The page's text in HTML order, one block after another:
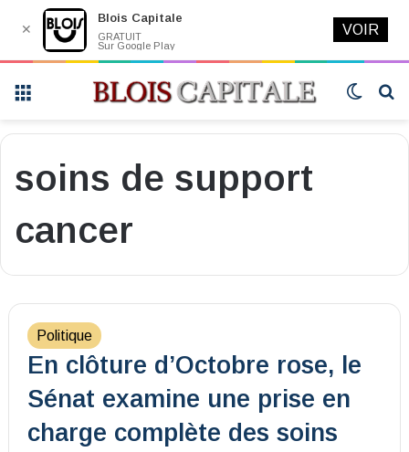
Switch
soins de support
cancer
Politique
En clôture d’Octobre rose, le
Sénat examine une prise en
charge complète des soins
✕
Blois Capitale
GRATUIT
Sur Google Play
VOIR